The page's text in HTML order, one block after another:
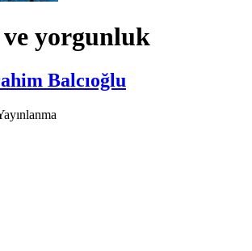
yorgunluk
Balcıoğlu